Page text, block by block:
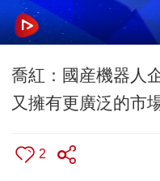
喬紅：國産機器人
又擁有更廣泛的市
2